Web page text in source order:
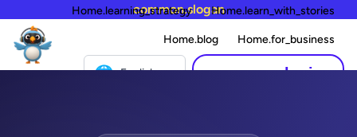
common.slogan
Home.learning_strategy Home.learn_with_stories
Home.blog Home.for_business
🌐 English common.login